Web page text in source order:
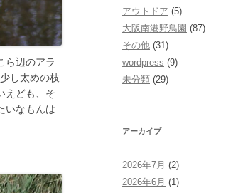
ら辺のアラ
し太めの枝
えども、そ
いなもんは
アウトドア (5)
大阪南港野鳥園 (87)
その他 (31)
wordpress (9)
未分類 (29)
アーカイブ
2026年7月 (2)
2026年6月 (1)